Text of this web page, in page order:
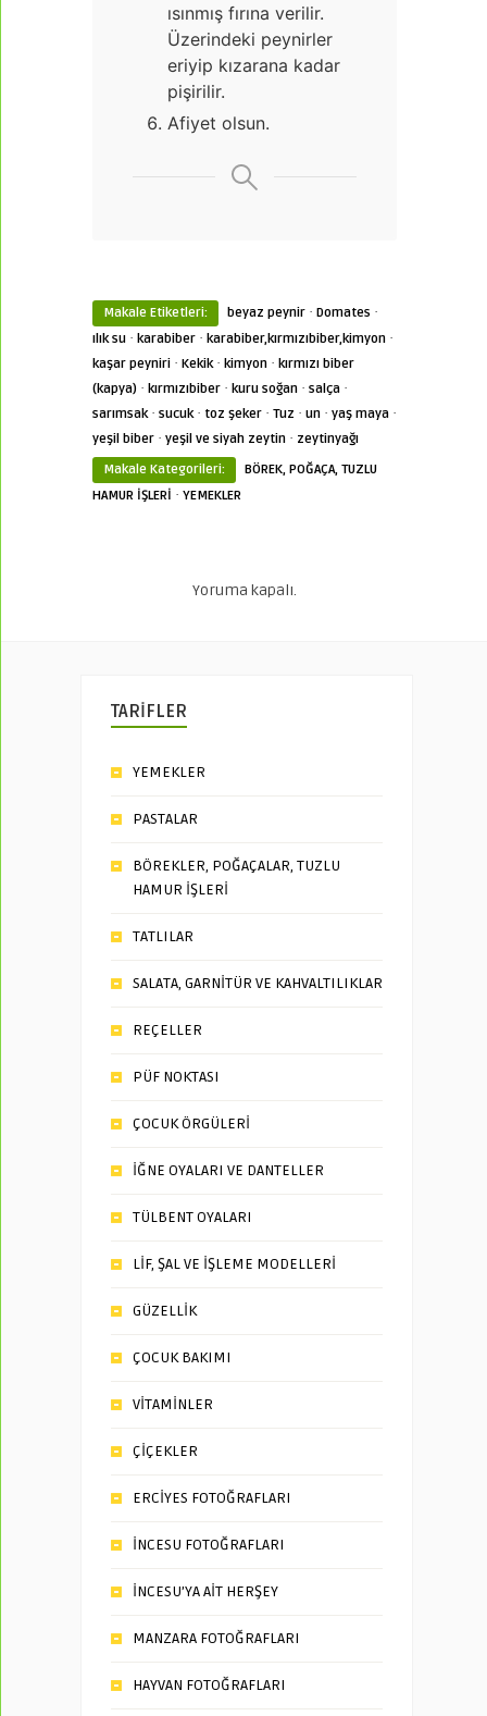
ısınmış fırına verilir.
Üzerindeki peynirler
eriyip kızarana kadar
pişirilir.
Afiyet olsun.
Makale Etiketleri: beyaz peynir · Domates ·
ılık su · karabiber · karabiber,kırmızıbiber,kimyon ·
kaşar peyniri · Kekik· kimyon · kırmızı biber
(kapya) · kırmızıbiber · kuru soğan · salça ·
sarımsak· sucuk· toz şeker · Tuz · un · yaş maya ·
yeşil biber · yeşil ve siyah zeytin · zeytinyağı
Makale Kategorileri:
BÖREK, POĞAÇA, TUZLU
HAMUR İŞLERİ · YEMEKLER
Yoruma kapalı.
TARİFLER
YEMEKLER
PASTALAR
BÖREKLER, POĞAÇALAR, TUZLU
HAMUR İŞLERİ
TATLILAR
SALATA, GARNİTÜR VE KAHVALTILIKLAR
REÇELLER
PÜF NOKTASI
ÇOCUK ÖRGÜLERİ
İĞNE OYALARI VE DANTELLER
TÜLBENT OYALARI
LİF, ŞAL VE İŞLEME MODELLERİ
GÜZELLİK
ÇOCUK BAKIMI
VİTAMİNLER
ÇİÇEKLER
ERCİYES FOTOĞRAFLARI
İNCESU FOTOĞRAFLARI
İNCESU’YA AİT HERŞEY
MANZARA FOTOĞRAFLARI
HAYVAN FOTOĞRAFLARI